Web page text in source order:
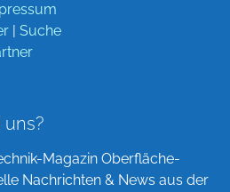
Suche
uns?
Magazin Oberfläche-
Nachrichten & News aus der